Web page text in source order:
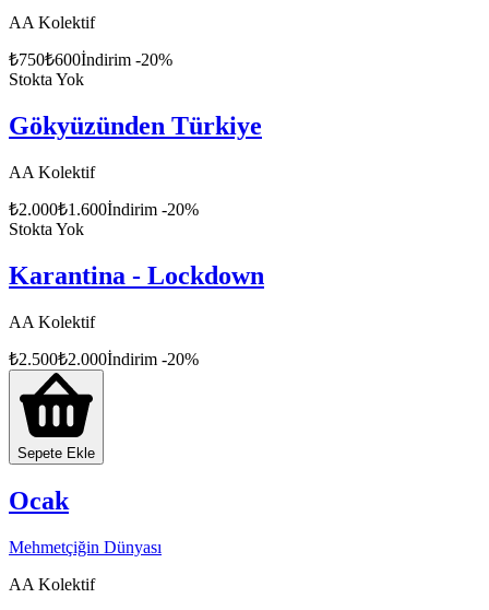
AA Kolektif
₺750₺600İndirim -20%
Stokta Yok
Gökyüzünden Türkiye
AA Kolektif
₺2.000₺1.600İndirim -20%
Stokta Yok
Karantina - Lockdown
AA Kolektif
₺2.500₺2.000İndirim -20%
Sepete Ekle
Ocak
Mehmetçiğin Dünyası
AA Kolektif